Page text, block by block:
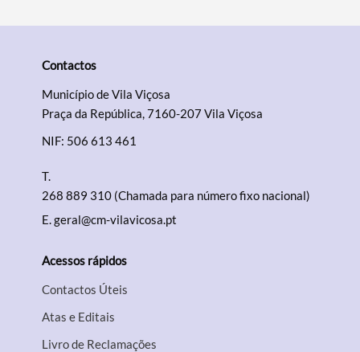
Filtros
Contactos
Município de Vila Viçosa
Praça da República, 7160-207 Vila Viçosa
NIF: 506 613 461
T.
268 889 310 (Chamada para número fixo nacional)
E.geral@cm-vilavicosa.pt
Acessos rápidos
Contactos Úteis
Atas e Editais
Livro de Reclamações